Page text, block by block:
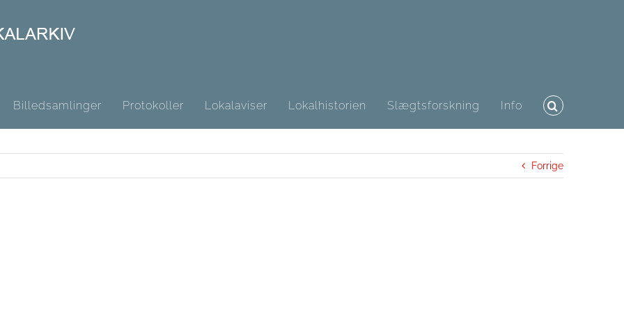
Billedsamlinger Protokoller Lokalaviser Lokalhistorien Slægtsforskning Info
Forrige